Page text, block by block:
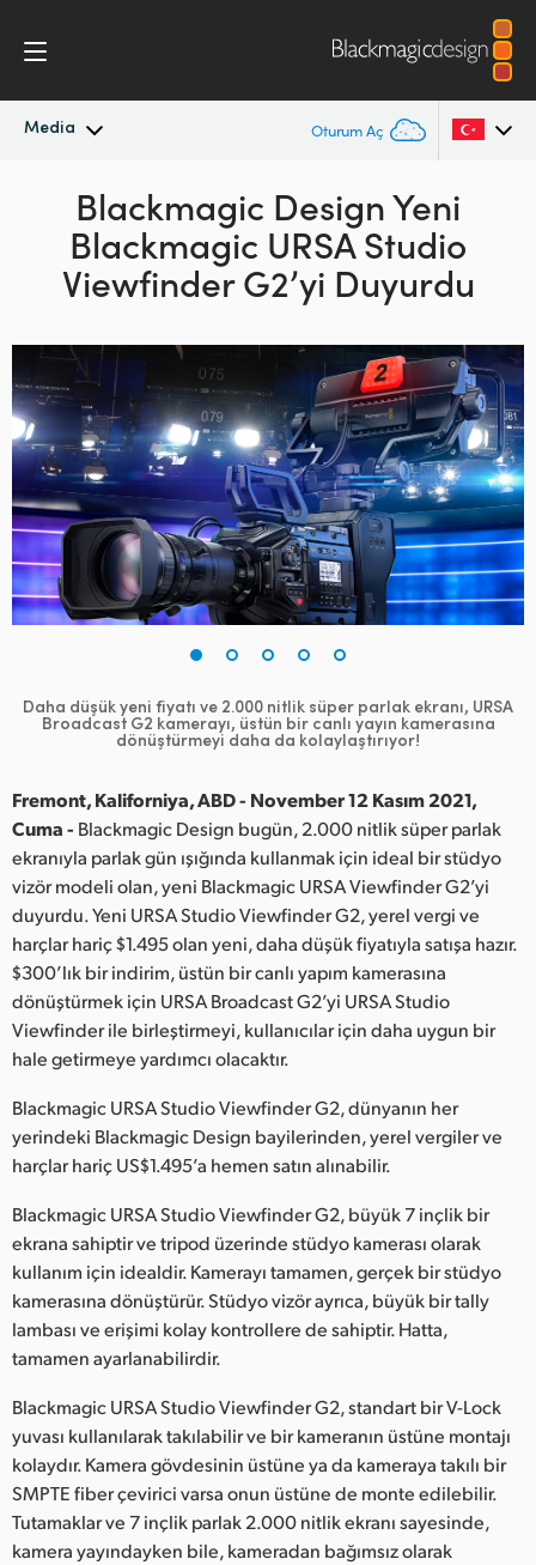
Media Oturum Aç
En Son Haberler
Haber Arşivi
Argentina
Australia
Austria
Brazil
Canada
China
Denmark
Finland
France
Hong Kong SAR, China
Japan
Korea
Mexico
Malaysia
Netherlands
Norway
Poland
Portugal
Singapore
Spain
Sweden
Chinese Taipei
Blackmagic Design Yeni
Blackmagic URSA Studio
Viewfinder G2’yi Duyurdu
Daha düşük yeni fiyatı ve 2.000 nitlik süper parlak ekranı, URSA
Broadcast G2 kamerayı, üstün bir canlı yayın kamerasına
dönüştürmeyi daha da kolaylaştırıyor!
Fremont, Kaliforniya, ABD - November 12 Kasım 2021,
Cuma - Blackmagic Design bugün, 2.000 nitlik süper parlak
ekranıyla parlak gün ışığında kullanmak için ideal bir stüdyo
vizör modeli olan, yeni Blackmagic URSA Viewfinder G2’yi
duyurdu. Yeni URSA Studio Viewfinder G2, yerel vergi ve
harçlar hariç $1.495 olan yeni, daha düşük fiyatıyla satışa hazır.
$300’lık bir indirim, üstün bir canlı yapım kamerasına
dönüştürmek için URSA Broadcast G2’yi URSA Studio
Viewfinder ile birleştirmeyi, kullanıcılar için daha uygun bir
hale getirmeye yardımcı olacaktır.
Blackmagic URSA Studio Viewfinder G2, dünyanın her
yerindeki Blackmagic Design bayilerinden, yerel vergiler ve
harçlar hariç US$1.495’a hemen satın alınabilir.
Blackmagic URSA Studio Viewfinder G2, büyük 7 inçlik bir
ekrana sahiptir ve tripod üzerinde stüdyo kamerası olarak
kullanım için idealdir. Kamerayı tamamen, gerçek bir stüdyo
kamerasına dönüştürür. Stüdyo vizör ayrıca, büyük bir tally
lambası ve erişimi kolay kontrollere de sahiptir. Hatta,
tamamen ayarlanabilirdir.
Blackmagic URSA Studio Viewfinder G2, standart bir V-Lock
yuvası kullanılarak takılabilir ve bir kameranın üstüne montajı
kolaydır. Kamera gövdesinin üstüne ya da kameraya takılı bir
SMPTE fiber çevirici varsa onun üstüne de monte edilebilir.
Tutamaklar ve 7 inçlik parlak 2.000 nitlik ekranı sayesinde,
kamera yayındayken bile, kameradan bağımsız olarak